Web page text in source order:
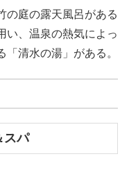
の庭の露天風呂がある
い、温泉の熱気によっ
清水の湯」がある。
スパ